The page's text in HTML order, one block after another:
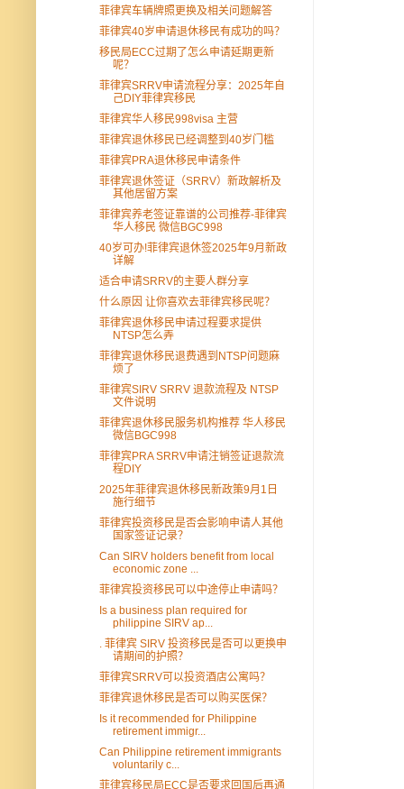
菲律宾车辆牌照更换及相关问题解答
菲律宾40岁申请退休移民有成功的吗？
移民局ECC过期了怎么申请延期更新
呢？
菲律宾SRRV申请流程分享：2025年自
己DIY菲律宾移民
菲律宾华人移民998visa 主营
菲律宾退休移民已经调整到40岁门槛
菲律宾PRA退休移民申请条件
菲律宾退休签证（SRRV）新政解析及
其他居留方案
菲律宾养老签证靠谱的公司推荐-菲律宾
华人移民 微信BGC998
40岁可办!菲律宾退休签2025年9月新政
详解
适合申请SRRV的主要人群分享
什么原因 让你喜欢去菲律宾移民呢？
菲律宾退休移民申请过程要求提供
NTSP怎么弄
菲律宾退休移民退费遇到NTSP问题麻
烦了
菲律宾SIRV SRRV 退款流程及 NTSP
文件说明
菲律宾退休移民服务机构推荐 华人移民
微信BGC998
菲律宾PRA SRRV申请注销签证退款流
程DIY
2025年菲律宾退休移民新政策9月1日
施行细节
菲律宾投资移民是否会影响申请人其他
国家签证记录？
Can SIRV holders benefit from local
economic zone ...
菲律宾投资移民可以中途停止申请吗？
Is a business plan required for
philippine SIRV ap...
. 菲律宾 SIRV 投资移民是否可以更换申
请期间的护照？
菲律宾SRRV可以投资酒店公寓吗？
菲律宾退休移民是否可以购买医保？
Is it recommended for Philippine
retirement immigr...
Can Philippine retirement immigrants
voluntarily c...
菲律宾移民局ECC是否要求回国后再通